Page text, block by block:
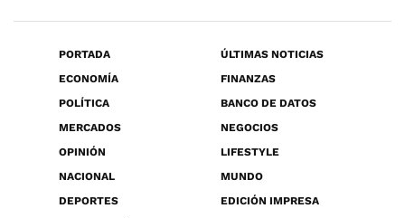
PORTADA
ÚLTIMAS NOTICIAS
ECONOMÍA
FINANZAS
POLÍTICA
BANCO DE DATOS
MERCADOS
NEGOCIOS
OPINIÓN
LIFESTYLE
NACIONAL
MUNDO
DEPORTES
EDICIÓN IMPRESA